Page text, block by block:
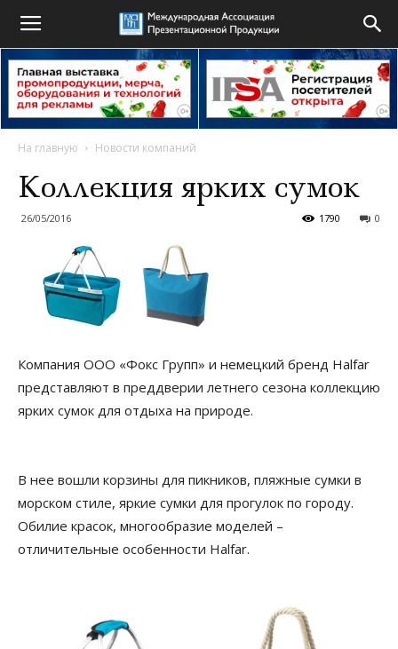
На главную Новости компаний
Коллекция ярких сумок
26/05/2016 0
1790
Компания ООО «Фокс Групп» и немецкий бренд Halfar
представляют в преддверии летнего сезона коллекцию
ярких сумок для отдыха на природе.
В нее вошли корзины для пикников, пляжные сумки в
морском стиле, яркие сумки для прогулок по городу.
Обилие красок, многообразие моделей –
отличительные особенности Halfar.